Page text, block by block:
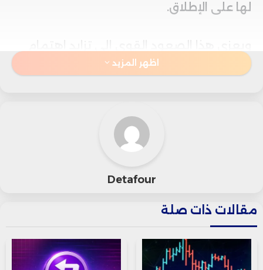
لها على الإطلاق.
المؤسسات المالية الكبرى بحيازة البيتكوين
الرئيس الأمريكي دونالد ترامب توجّهًا أكثر
انفتاحًا تجاه قطاع العملات المشفرة، ما عزز
وامتد الزخم الإيجابي إلى العملات الأخرى، حيث
ارتفعت الإيثريوم بنسبة 6.53% لتسجل
2,833.45 دولار، بينما صعدت الريبل بنسبة 5%
اظهر المزيد
Detafour
مقالات ذات صلة